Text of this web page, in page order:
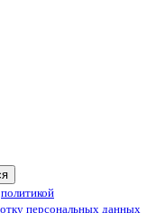
политикой
персональных данных